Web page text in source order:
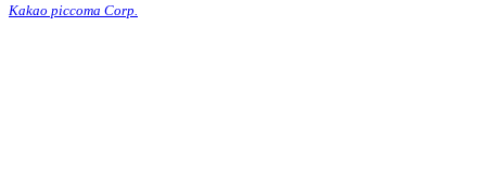
Kakao piccoma Corp.